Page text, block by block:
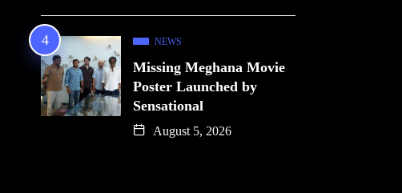
NEWS
Missing Meghana Movie
Poster Launched by
Sensational
August 5, 2026